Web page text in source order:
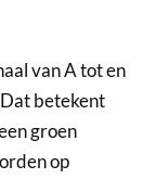
van A tot en
betekent
groen
op